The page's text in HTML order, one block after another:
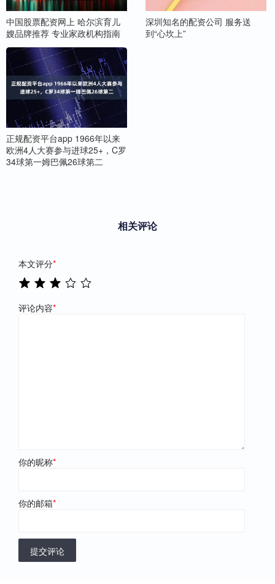
中国股票配资网上 哈尔滨育儿
嫂品牌推荐 专业家政机构指南
深圳知名的配资公司 服务送
到“心坎上”
正规配资平台app 1966年以来
欧洲4人大赛参与进球25+，C罗
34球第一姆巴佩26球第二
相关评论
本文评分*
评论内容*
你的昵称*
你的邮箱*
提交评论